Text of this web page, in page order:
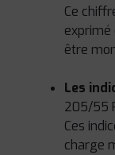
Ce
exprimé
être
Les
205/55
Ces
charge